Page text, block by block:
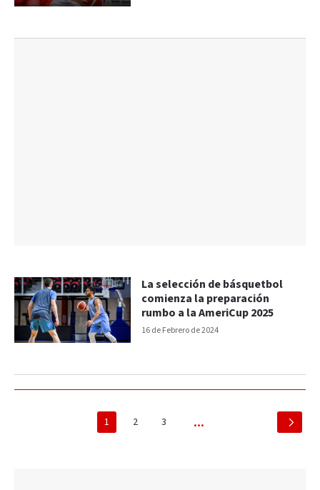
16 de Febrero de 2024
La selección de básquetbol
comienza la preparación
rumbo a la AmeriCup 2025
1 2 3